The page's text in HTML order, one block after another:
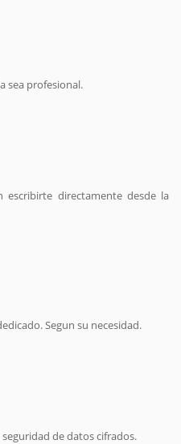
sea profesional.
escribirte directamente desde la
Segun su necesidad.
de datos cifrados.